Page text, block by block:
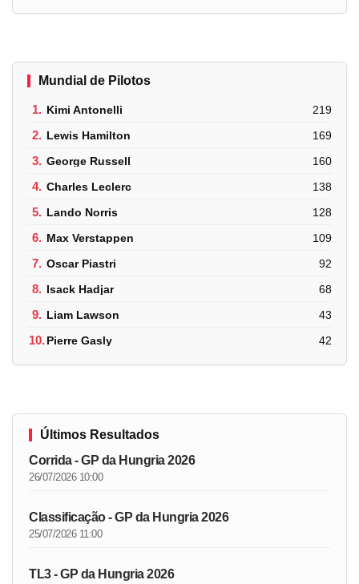
Mundial de Pilotos
1. Kimi Antonelli 219
2. Lewis Hamilton 169
3. George Russell 160
4. Charles Leclerc 138
5. Lando Norris 128
6. Max Verstappen 109
7. Oscar Piastri 92
8. Isack Hadjar 68
9. Liam Lawson 43
10.Pierre Gasly 42
Últimos Resultados
Corrida - GP da Hungria 2026
26/07/2026 10:00
Classificação - GP da Hungria 2026
25/07/2026 11:00
TL3 - GP da Hungria 2026